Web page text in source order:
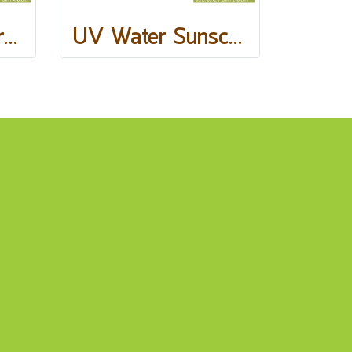
Anti-Melasma Cream UV Water Sunscreen